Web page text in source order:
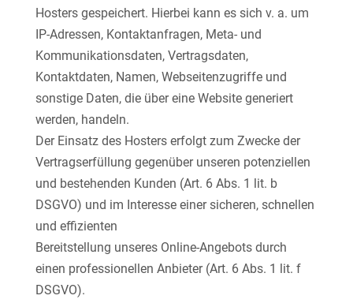
Hosters gespeichert. Hierbei kann es sich v. a. um
IP-Adressen, Kontaktanfragen, Meta- und
Kommunikationsdaten, Vertragsdaten,
Kontaktdaten, Namen, Webseitenzugriffe und
sonstige Daten, die über eine Website generiert
werden, handeln.
Der Einsatz des Hosters erfolgt zum Zwecke der
Vertragserfüllung gegenüber unseren potenziellen
und bestehenden Kunden (Art. 6 Abs. 1 lit. b
DSGVO) und im Interesse einer sicheren, schnellen
und effizienten
Bereitstellung unseres Online-Angebots durch
einen professionellen Anbieter (Art. 6 Abs. 1 lit. f
DSGVO).